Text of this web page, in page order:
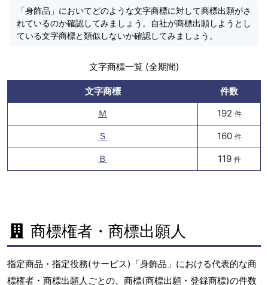
「身飾品」においてどのような文字商標に対して商標出願がさ
れているのか確認してみましょう。自社が商標出願しようとし
ている文字商標と類似しないか確認してみましょう。
文字商標一覧 (全期間)
文字商標
件数
Ｍ
192 件
Ｓ 160 件
Ｂ 119 件
商標権者・商標出願人
指定商品・指定役務(サービス)「身飾品」における代表的な商
標権者・商標出願人ごとの、商標(商標出願・登録商標)の件数